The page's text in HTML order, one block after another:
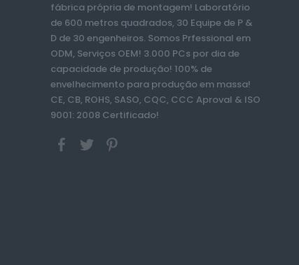
fábrica própria de montagem! Laboratório
de 600 metros quadrados, 30 Equipe de P &
D de 30 engenheiros. Somos Prfessional em
ODM, Serviços OEM! 3.000 PCs por dia de
capacidade de produção! 100% de
envelhecimento para produção em massa!
CE, CB, ROHS, SASO, CQC, CCC Aproval & ISO
9001: 2008 Certificado!